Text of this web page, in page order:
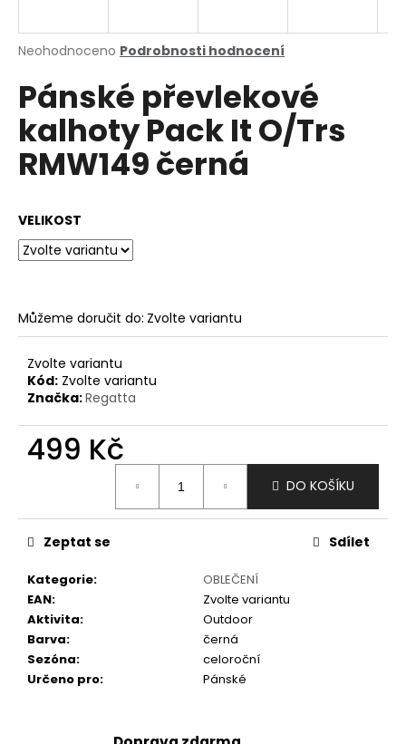
Průměrné
produktu
je
0,0
5
hvězdiček.
Neohodnoceno Podrobnosti hodnocení
Pánské převlekové
kalhoty Pack It O/Trs
RMW149 černá
VELIKOST
Můžeme doručit do: Zvolte variantu
Zvolte variantu
Kód: Zvolte variantu
Značka:Regatta
499 Kč
DO KOŠÍKU
Kategorie:
OBLEČENÍ
EAN:
Zvolte variantu
Aktivita:
Outdoor
Barva:
černá
Sezóna:
celoroční
Určeno pro: Pánské
Zeptat se Sdílet
j
t
?
o
p
u
č
u